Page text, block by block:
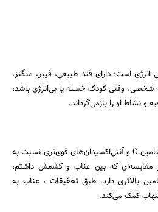
انرژی است؛ دارای قند طبیعی، فیبر، منگنز،
شخصی، وقتی کودک خسته یا بی‌انرژی باشد،
نشاط او را بازمی‌گرداند.
، عناب حاوی ویتامین C و آنتی‌اکسیدان‌های قوی‌تری نسبت به
که بین عناب و کشمش داشتم،
بالاتری دارد. طبق تحقیقات ، عناب به
کمک می‌کند.